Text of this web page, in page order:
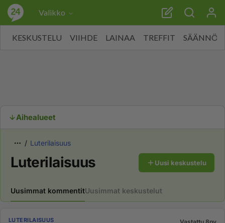
Valikko
KESKUSTELU VIIHDE LAINAA TREFFIT SÄÄNNÖT
Aihealueet
Luterilaisuus
Luterilaisuus Uusi keskustelu
Uusimmat kommentitUusimmat keskustelut
LUTERILAISUUS